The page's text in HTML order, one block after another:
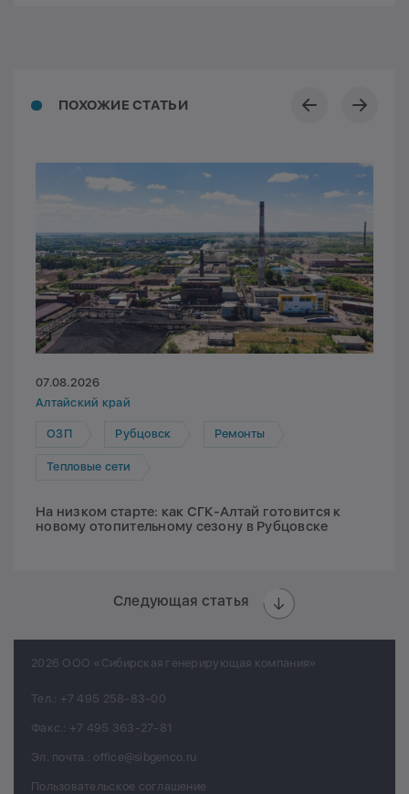
ПОХОЖИЕ СТАТЬИ
07.08.2026
Алтайский край
ОЗП Рубцовск Ремонты
Тепловые сети
На низком старте: как СГК-Алтай готовится к
новому отопительному сезону в Рубцовске
Следующая статья
2026 ООО «Сибирская генерирующая компания»
Тел.: +7 495 258-83-00
Факс.: +7 495 363-27-81
Эл. почта.: office@sibgenco.ru
Пользовательское соглашение